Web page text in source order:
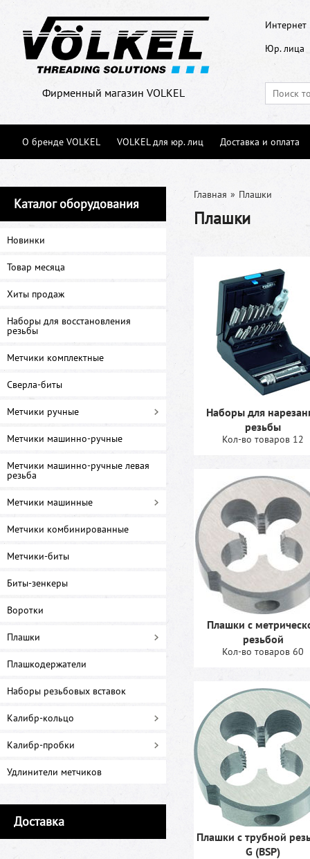
Фирменный магазин VOLKEL
Интернет
Юр. лица
О бренде VOLKEL VOLKEL для юр. лиц Доставка и оплата
Каталог оборудования
Новинки
Товар месяца
Хиты продаж
Наборы для восстановления
резьбы
Метчики комплектные
Сверла-биты
Метчики ручные
Метчики машинно-ручные
Метчики машинно-ручные левая
резьба
Метчики машинные
Метчики комбинированные
Метчики-биты
Биты-зенкеры
Воротки
Плашки
Плашкодержатели
Наборы резьбовых вставок
Калибр-кольцо
Калибр-пробки
Удлинители метчиков
Доставка
Главная » Плашки
Плашки
Наборы для
резьбы
Кол-во товаров 12
Плашки с
резьбой
Кол-во товаров 60
Плашки с трубной
G (BSP)